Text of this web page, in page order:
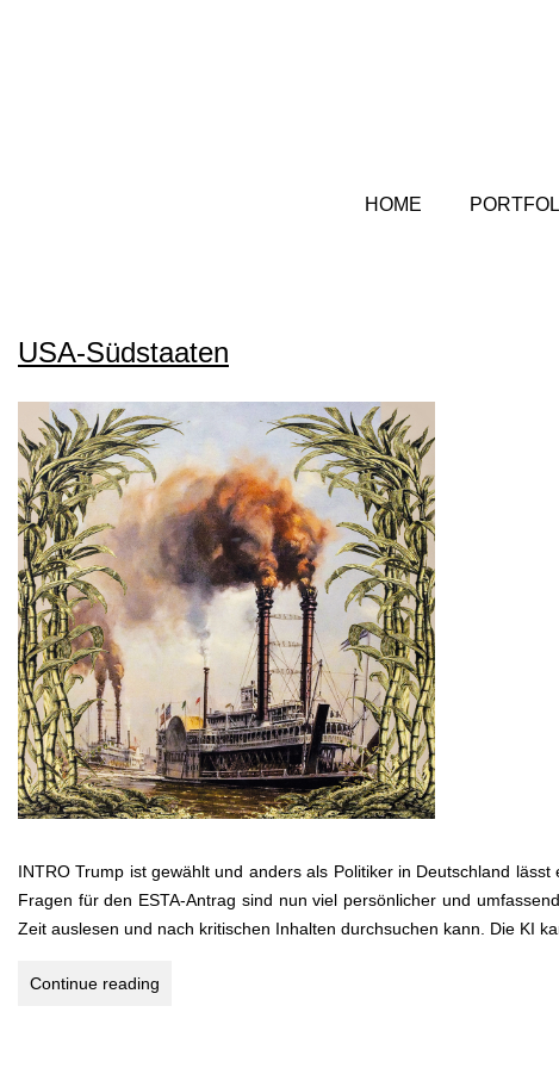
HOME
USA-Südstaaten
INTRO Trump ist gewählt und anders als Politiker in Deutschland
Fragen für den ESTA-Antrag sind nun viel persönlicher und
Zeit auslesen und nach kritischen Inhalten durchsuchen kann. Die KI
Continue reading